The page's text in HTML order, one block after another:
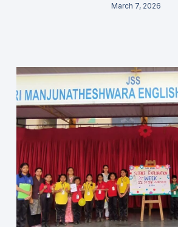
March 7, 2026